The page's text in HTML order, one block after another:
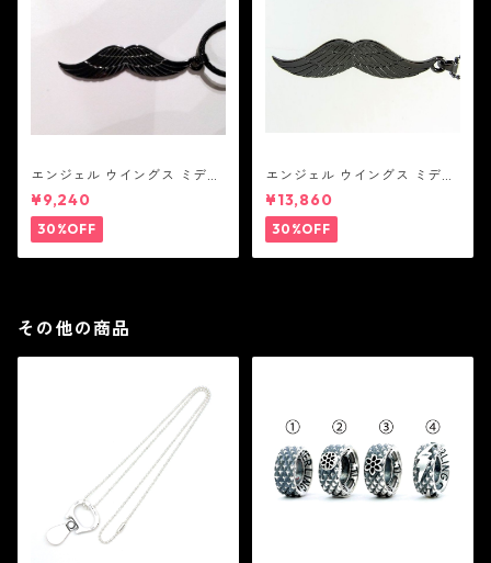
エンジェル ウイングス ミディ
アム ペンダント ブラック コー
ティング（サテンコード付
属）
¥9,240
30%OFF
エンジェル ウイングス ミディ
アム ペンダント ブラック
¥13,860
30%OFF
その他の商品